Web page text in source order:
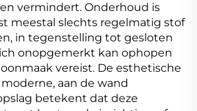
vermindert. Onderhoud is
meestal slechts regelmatig stof
in tegenstelling tot gesloten
onopgemerkt kan ophopen
vereist. De esthetische
aan de wand
betekent dat deze